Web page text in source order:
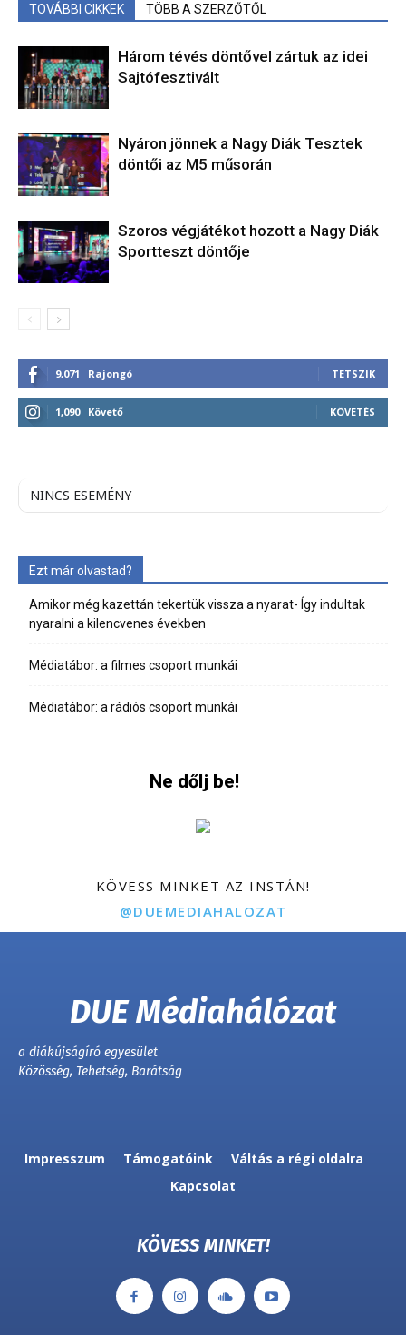
TOVÁBBI CIKKEK TÖBB A SZERZŐTŐL
Három tévés döntővel zártuk az idei
Sajtófesztivált
Nyáron jönnek a Nagy Diák Tesztek
döntői az M5 műsorán
Szoros végjátékot hozott a Nagy Diák
Sportteszt döntője
9,071 Rajongó TETSZIK
1,090 Követő KÖVETÉS
NINCS ESEMÉNY
Ezt már olvastad?
Amikor még kazettán tekertük vissza a nyarat- Így indultak
nyaralni a kilencvenes években
Médiatábor: a filmes csoport munkái
Médiatábor: a rádiós csoport munkái
Ne dőlj be!
KÖVESS MINKET AZ INSTÁN!
@DUEMEDIAHALOZAT
DUE Médiahálózat
a diákújságíró egyesület
Közösség, Tehetség, Barátság
Impresszum Támogatóink
Váltás a régi oldalra
Kapcsolat
KÖVESS MINKET!